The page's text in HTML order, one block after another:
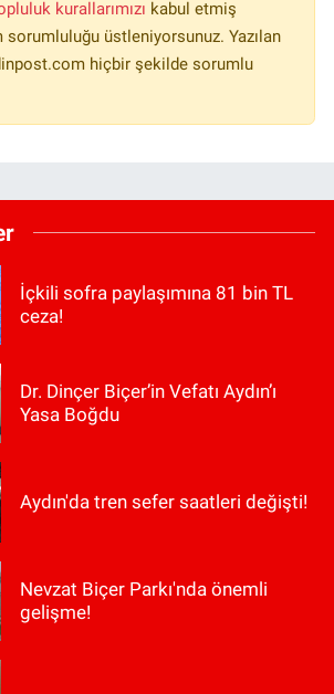
kurallarımızı kabul etmiş
sorumluluğu üstleniyorsunuz. Yazılan
hiçbir şekilde sorumlu
İçkili sofra paylaşımına 81 bin TL
ceza!
Dr. Dinçer Biçer’in Vefatı Aydın’ı
Yasa Boğdu
Aydın'da tren sefer saatleri değişti!
Nevzat Biçer Parkı'nda önemli
gelişme!